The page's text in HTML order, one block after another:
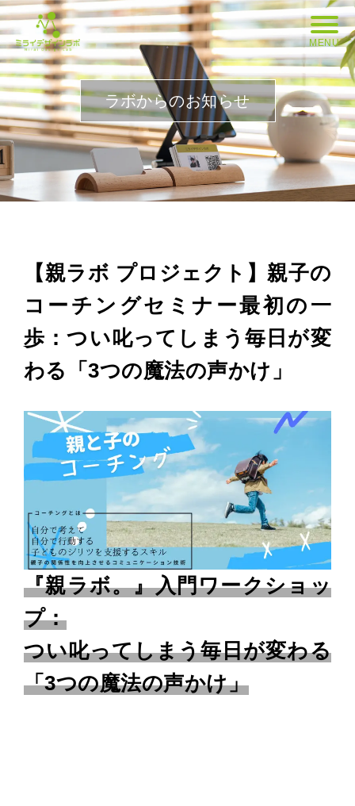
MENU
ラボからのお知らせ
【親ラボ プロジェクト】親子の
コーチングセミナー最初の一
歩：つい叱ってしまう毎日が変
わる「3つの魔法の声かけ」
『親ラボ。』入門ワークショッ
プ：
つい叱ってしまう毎日が変わる
「3つの魔法の声かけ」